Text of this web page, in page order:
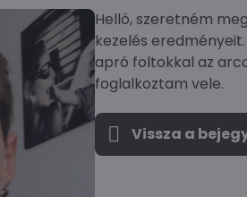
Helló, szeretném
kezelés
apró foltokkal az
foglalkoztam vele.
Vissza a